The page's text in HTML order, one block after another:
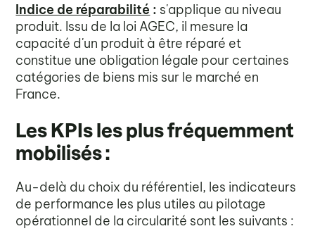
Indice de réparabilité : s'applique au niveau
produit. Issu de la loi AGEC, il mesure la
capacité d'un produit à être réparé et
constitue une obligation légale pour certaines
catégories de biens mis sur le marché en
France.
Les KPIs les plus fréquemment
mobilisés :
Au-delà du choix du référentiel, les indicateurs
de performance les plus utiles au pilotage
opérationnel de la circularité sont les suivants :